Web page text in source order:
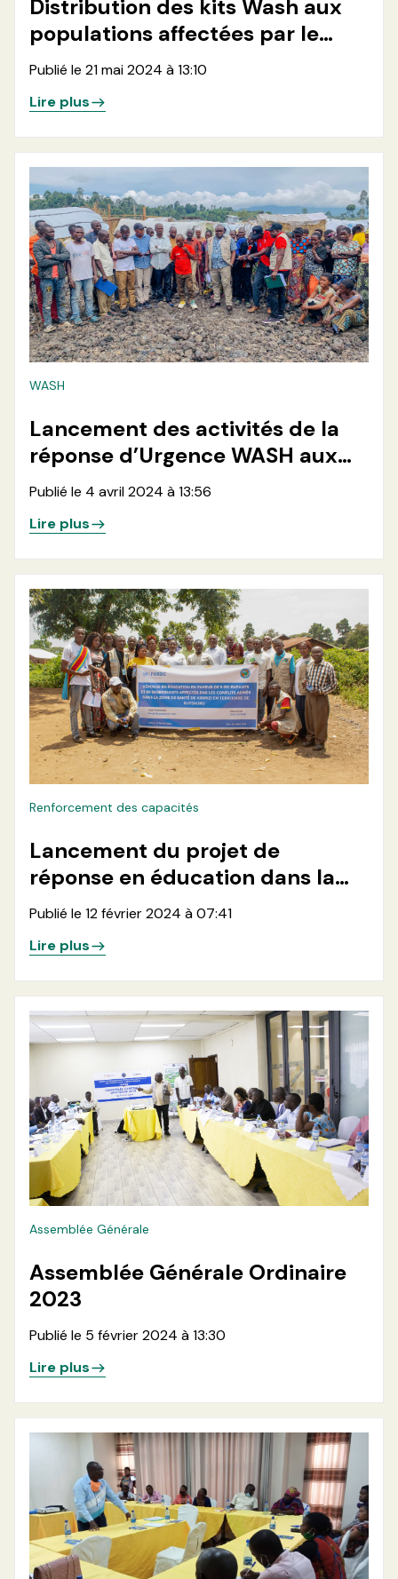
populations affectées par le
conflits dans le site de Nzulo 2
Kivu, RDC
Publié le 21 mai 2024 à 13:10
Lire plus
WASH
Lancement des activités de la
réponse d’Urgence WASH aux
déplacés de Nzulo 2 à Masisi, au
Publié le 4 avril 2024 à 13:56
Lire plus
Renforcement des capacités
Lancement du projet de
réponse en éducation dans la
zone de santé de Kibirizi
Publié le 12 février 2024 à 07:41
Lire plus
Assemblée Générale
Assemblée Générale Ordinaire
2023
Publié le 5 février 2024 à 13:30
Lire plus